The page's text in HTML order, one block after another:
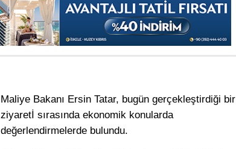
Maliye Bakanı Ersin Tatar, bugün gerçekleştirdiği bir
ziyaretİ sırasında ekonomik konularda
değerlendirmelerde bulundu.